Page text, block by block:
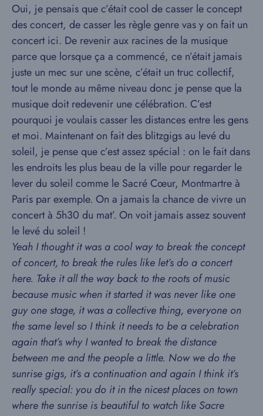
Oui, je pensais que c’était cool de casser le concept
des concert, de casser les règle genre vas y on fait un
concert ici. De revenir aux racines de la musique
parce que lorsque ça a commencé, ce n’était jamais
juste un mec sur une scène, c’était un truc collectif,
tout le monde au même niveau donc je pense que la
musique doit redevenir une célébration. C’est
pourquoi je voulais casser les distances entre les gens
et moi. Maintenant on fait des blitzgigs au levé du
soleil, je pense que c’est assez spécial : on le fait dans
les endroits les plus beau de la ville pour regarder le
lever du soleil comme le Sacré Cœur, Montmartre à
Paris par exemple. On a jamais la chance de vivre un
concert à 5h30 du mat’. On voit jamais assez souvent
le levé du soleil !
Yeah I thought it was a cool way to break the concept
of concert, to break the rules like let’s do a concert
here. Take it all the way back to the roots of music
because music when it started it was never like one
guy one stage, it was a collective thing, everyone on
the same level so I think it needs to be a celebration
again that’s why I wanted to break the distance
between me and the people a little. Now we do the
sunrise gigs, it’s a continuation and again I think it’s
really special: you do it in the nicest places on town
where the sunrise is beautiful to watch like Sacre